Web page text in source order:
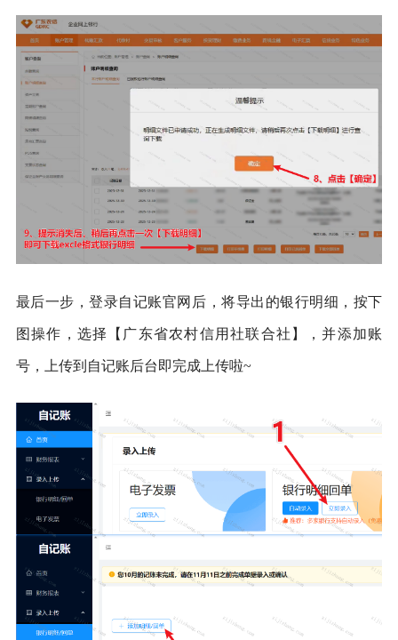
最后一步，登录自记账官网后，将导出的银行明细，按下
图操作，选择【广东省农村信用社联合社】，并添加账
号，上传到自记账后台即完成上传啦~